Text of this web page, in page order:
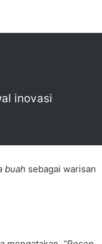
inovasi
buah sebagai warisan